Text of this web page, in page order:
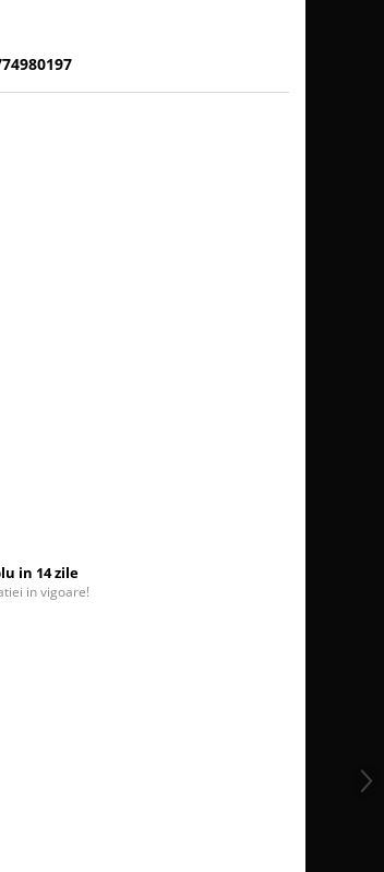
in 14 zile
in vigoare!